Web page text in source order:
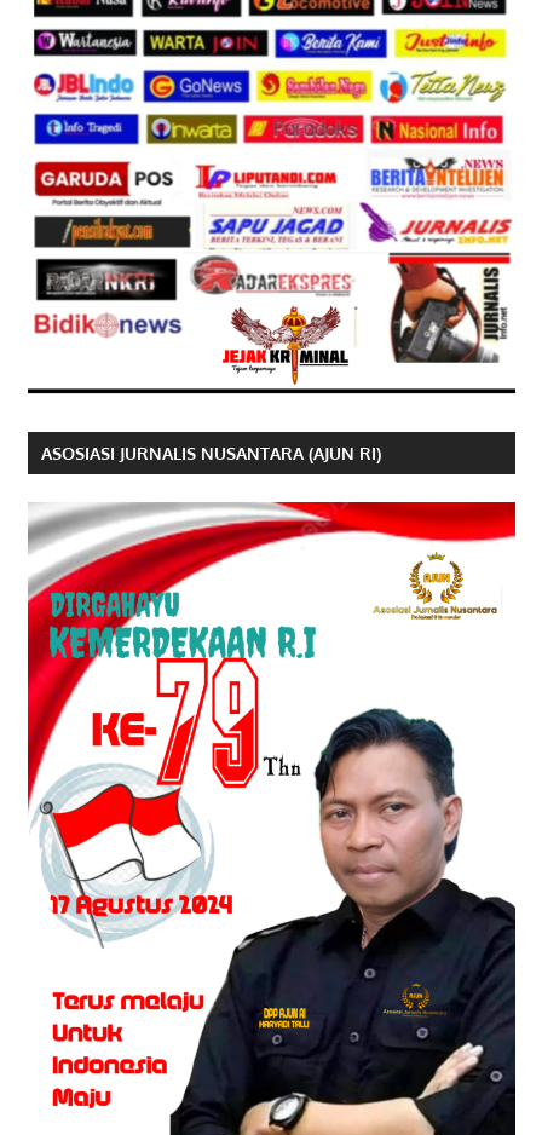
ASOSIASI JURNALIS NUSANTARA (AJUN RI)